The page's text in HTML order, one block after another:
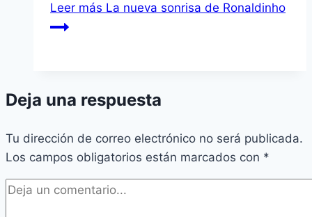
Leer más La nueva sonrisa de Ronaldinho
Deja una respuesta
Tu dirección de correo electrónico no será publicada.
Los campos obligatorios están marcados con *